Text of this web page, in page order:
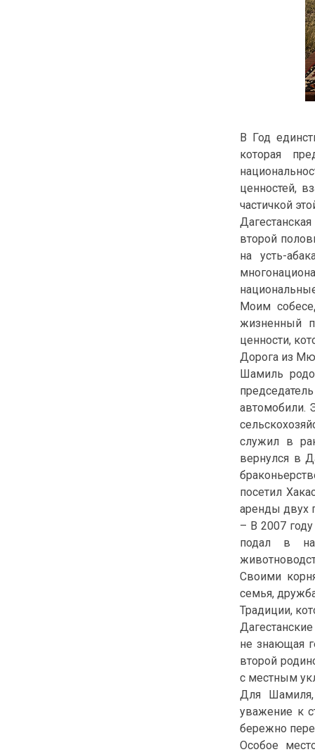
В Год
которая
ценностей,
частичкой
второй
на усть-
Моим
жизненный
ценности,
Дорога из
Шамиль
автомобили.
служил в
вернулся в
посетил
аренды двух
– В 2007
подал в
Своими
семья,
Традиции,
не знающая
второй
с местным
Для Шамиля,
уважение к
бережно
Особое